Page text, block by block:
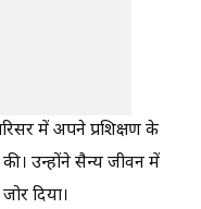
में अपने प्रशिक्षण के
उन्होंने सैन्य जीवन में
दिया।